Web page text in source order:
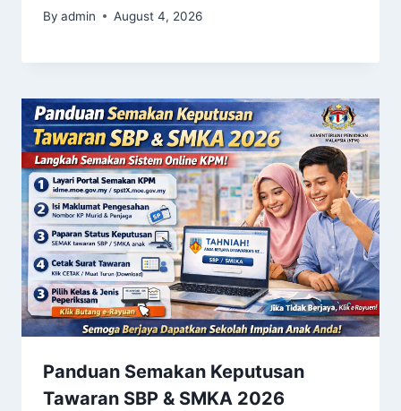
By admin August 4, 2026
Panduan Semakan Keputusan
Tawaran SBP & SMKA 2026